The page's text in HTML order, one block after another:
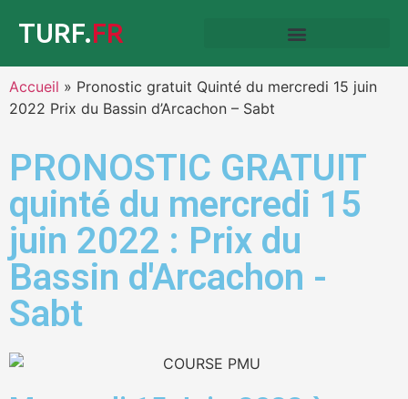
TURF.FR
Accueil » Pronostic gratuit Quinté du mercredi 15 juin
2022 Prix du Bassin d’Arcachon – Sabt
PRONOSTIC GRATUIT
quinté du mercredi 15
juin 2022 : Prix du
Bassin d'Arcachon -
Sabt